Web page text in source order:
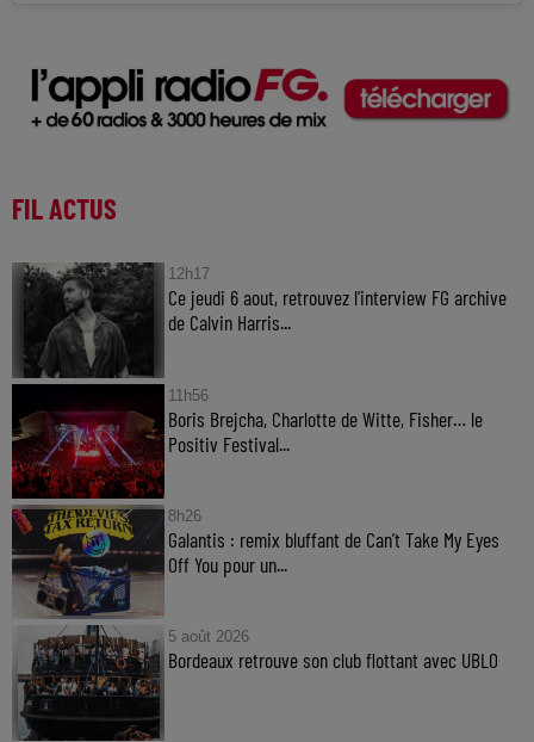
FIL ACTUS
12h17
Ce jeudi 6 aout, retrouvez l'interview FG archive
de Calvin Harris...
11h56
Boris Brejcha, Charlotte de Witte, Fisher… le
Positiv Festival...
8h26
Galantis : remix bluffant de Can’t Take My Eyes
Off You pour un...
5 août 2026
Bordeaux retrouve son club flottant avec UBLO